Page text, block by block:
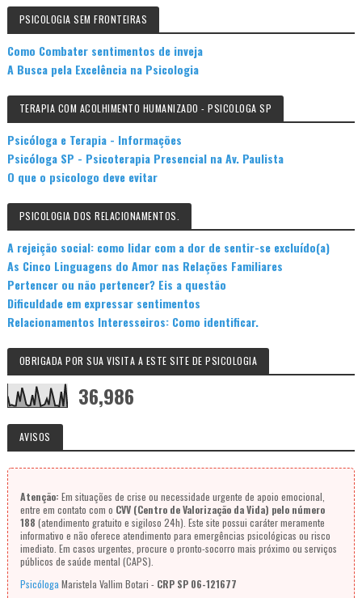
PSICOLOGIA SEM FRONTEIRAS
Como Combater sentimentos de inveja
A Busca pela Excelência na Psicologia
TERAPIA COM ACOLHIMENTO HUMANIZADO - PSICOLOGA SP
Psicóloga e Terapia - Informações
Psicóloga SP - Psicoterapia Presencial na Av. Paulista
O que o psicologo deve evitar
PSICOLOGIA DOS RELACIONAMENTOS.
A rejeição social: como lidar com a dor de sentir-se excluído(a)
As Cinco Linguagens do Amor nas Relações Familiares
Pertencer ou não pertencer? Eis a questão
Dificuldade em expressar sentimentos
Relacionamentos Interesseiros: Como identificar.
OBRIGADA POR SUA VISITA A ESTE SITE DE PSICOLOGIA
36,986
AVISOS
Atenção: Em situações de crise ou necessidade urgente de apoio emocional,
entre em contato com o CVV (Centro de Valorização da Vida) pelo número
188 (atendimento gratuito e sigiloso 24h). Este site possui caráter meramente
informativo e não oferece atendimento para emergências psicológicas ou risco
imediato. Em casos urgentes, procure o pronto-socorro mais próximo ou serviços
públicos de saúde mental (CAPS).
Psicóloga Maristela Vallim Botari - CRP SP 06-121677